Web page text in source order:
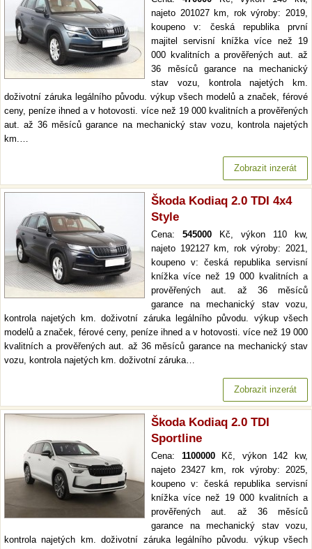
najeto 201027 km, rok výroby: 2019,
koupeno v: česká republika první
majitel servisní knížka více než 19
000 kvalitních a prověřených aut. až
36 měsíců garance na mechanický
stav vozu, kontrola najetých km.
doživotní záruka legálního původu. výkup všech modelů a značek, férové
ceny, peníze ihned a v hotovosti. více než 19 000 kvalitních a prověřených
aut. až 36 měsíců garance na mechanický stav vozu, kontrola najetých
km.…
Zobrazit inzerát
Škoda Kodiaq 2.0 TDI 4x4
Style
Cena: 545000 Kč, výkon 110 kw,
najeto 192127 km, rok výroby: 2021,
koupeno v: česká republika servisní
knížka více než 19 000 kvalitních a
prověřených aut. až 36 měsíců
garance na mechanický stav vozu,
kontrola najetých km. doživotní záruka legálního původu. výkup všech
modelů a značek, férové ceny, peníze ihned a v hotovosti. více než 19 000
kvalitních a prověřených aut. až 36 měsíců garance na mechanický stav
vozu, kontrola najetých km. doživotní záruka…
Zobrazit inzerát
Škoda Kodiaq 2.0 TDI
Sportline
Cena: 1100000Kč, výkon 142 kw,
najeto 23427 km, rok výroby: 2025,
koupeno v: česká republika servisní
knížka více než 19 000 kvalitních a
prověřených aut. až 36 měsíců
garance na mechanický stav vozu,
kontrola najetých km. doživotní záruka legálního původu. výkup všech